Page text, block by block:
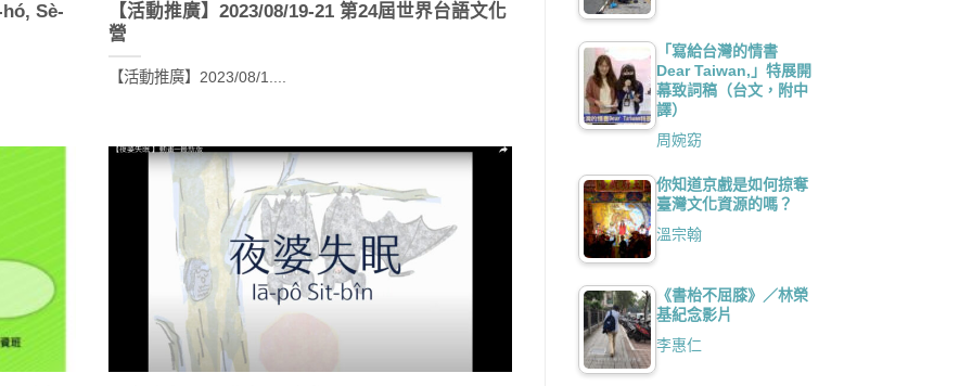
Sè-
【活動推廣】2023/08/19-21 第24屆世界台語文化
營
【活動推廣】2023/08/1....
「寫給台灣的情書
Dear Taiwan,」特展開
幕致詞稿（台文，附中
譯）
周婉窈
你知道京戲是如何掠奪
臺灣文化資源的嗎？
溫宗翰
《書枱不屈膝》／林榮
基紀念影片
李惠仁